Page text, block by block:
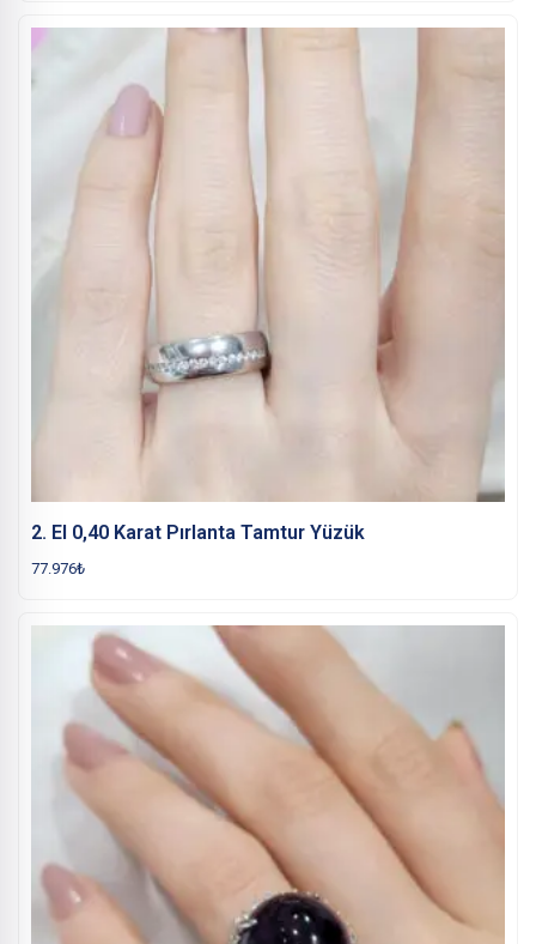
2. El 0,40 Karat Pırlanta Tamtur Yüzük
77.976₺